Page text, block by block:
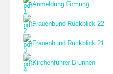
Anmeldung Firmung
Frauenbund Rückblick 22
Frauenbund Rückblick 21
Kirchenführer Brunnen